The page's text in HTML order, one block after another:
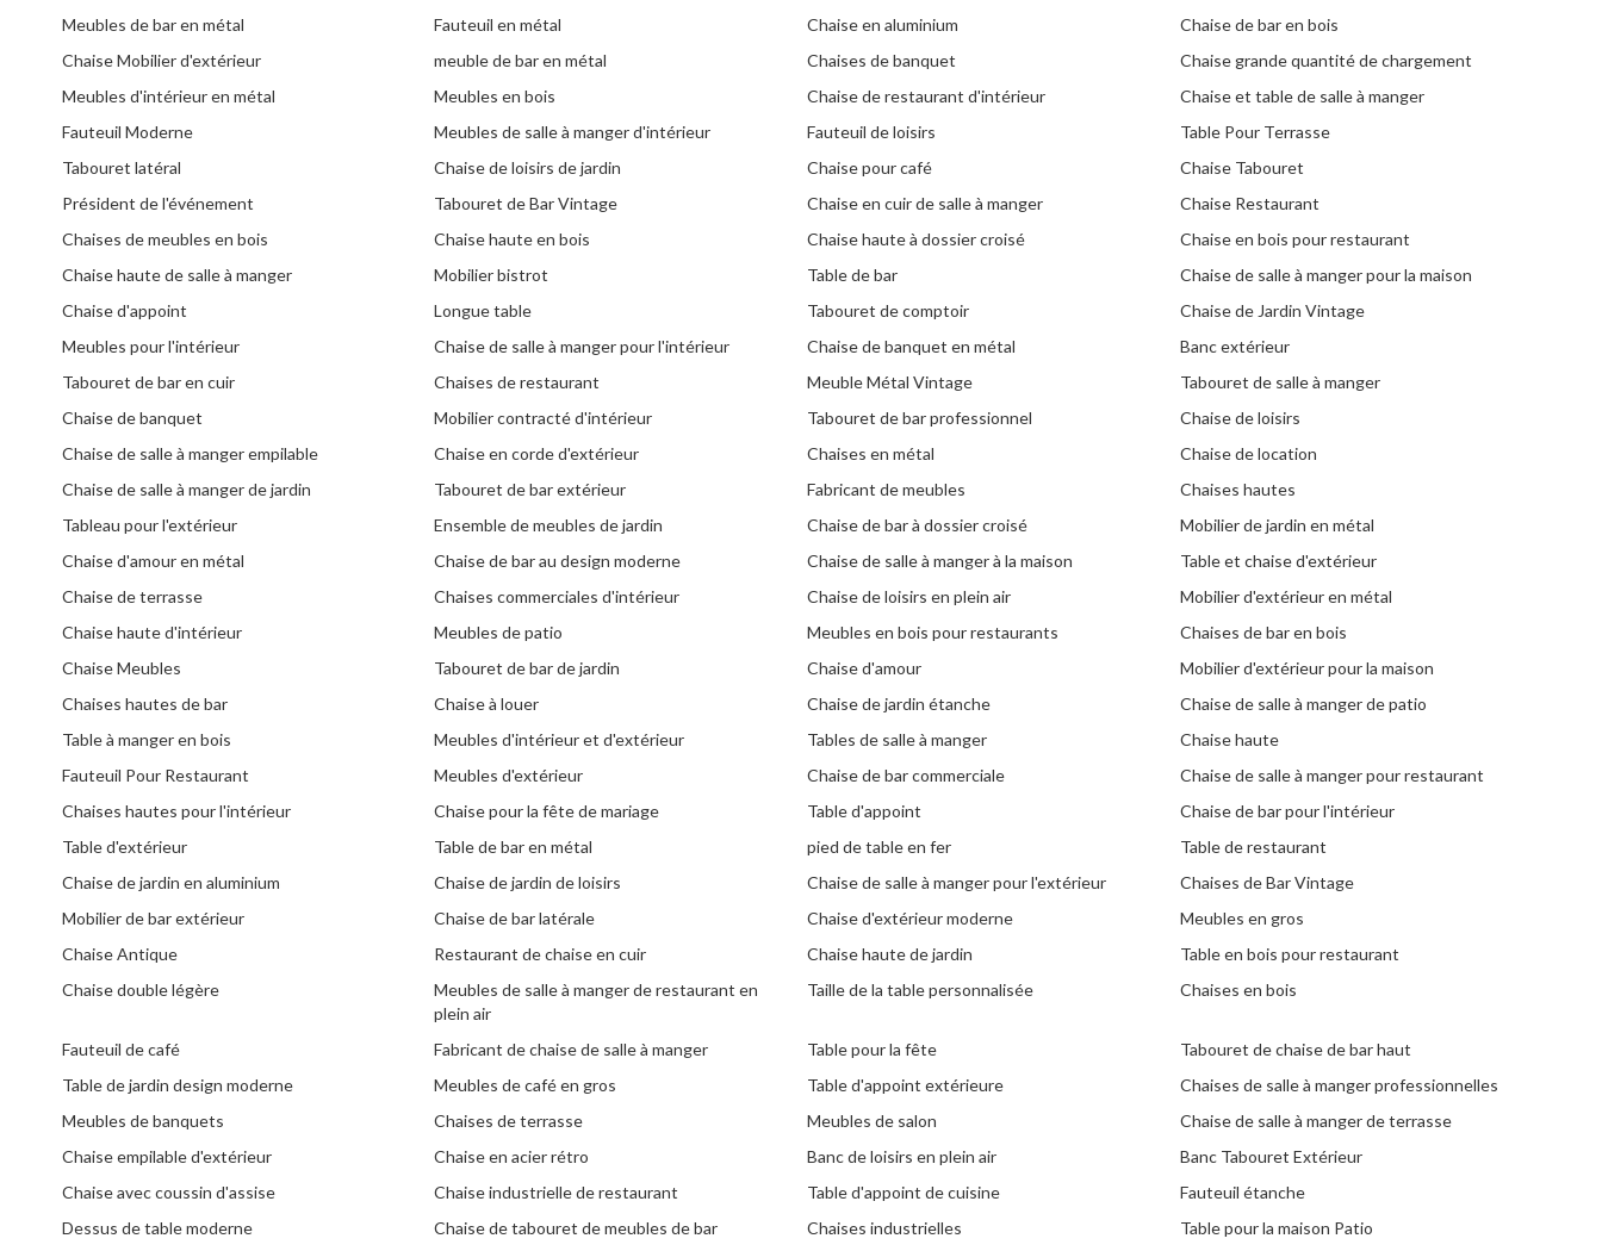
Meubles de bar en métal
Fauteuil en métal Chaise en aluminium
Chaise de bar en bois
Chaise Mobilier d'extérieur
meuble de bar en métal Chaises de banquet
Chaise grande quantité de chargement
Meubles d'intérieur en métal
Meubles en bois Chaise de restaurant d'intérieur
Chaise et table de salle à manger
Fauteuil Moderne
Meubles de salle à manger d'intérieur Fauteuil de loisirs
Table Pour Terrasse
Tabouret latéral
Chaise de loisirs de jardin Chaise pour café
Chaise Tabouret
Président de l'événement
Tabouret de Bar Vintage Chaise en cuir de salle à manger
Chaise Restaurant
Chaises de meubles en bois
Chaise haute en bois Chaise haute à dossier croisé
Chaise en bois pour restaurant
Chaise haute de salle à manger
Mobilier bistrot Table de bar
Chaise de salle à manger pour la maison
Chaise d'appoint
Longue table Tabouret de comptoir
Chaise de Jardin Vintage
Meubles pour l'intérieur
Chaise de salle à manger pour l'intérieur Chaise de banquet en métal
Banc extérieur
Tabouret de bar en cuir
Chaises de restaurant Meuble Métal Vintage
Tabouret de salle à manger
Chaise de banquet
Mobilier contracté d'intérieur Tabouret de bar professionnel
Chaise de loisirs
Chaise de salle à manger empilable
Chaise en corde d'extérieur Chaises en métal
Chaise de location
Chaise de salle à manger de jardin
Tabouret de bar extérieur Fabricant de meubles
Chaises hautes
Tableau pour l'extérieur
Ensemble de meubles de jardin Chaise de bar à dossier croisé
Mobilier de jardin en métal
Chaise d'amour en métal
Chaise de bar au design moderne Chaise de salle à manger à la maison
Table et chaise d'extérieur
Chaise de terrasse
Chaises commerciales d'intérieur Chaise de loisirs en plein air
Mobilier d'extérieur en métal
Chaise haute d'intérieur
Meubles de patio Meubles en bois pour restaurants
Chaises de bar en bois
Chaise Meubles
Tabouret de bar de jardin Chaise d'amour
Mobilier d'extérieur pour la maison
Chaises hautes de bar
Chaise à louer Chaise de jardin étanche
Chaise de salle à manger de patio
Table à manger en bois
Meubles d'intérieur et d'extérieur Tables de salle à manger
Chaise haute
Fauteuil Pour Restaurant
Meubles d'extérieur Chaise de bar commerciale
Chaise de salle à manger pour restaurant
Chaises hautes pour l'intérieur
Chaise pour la fête de mariage Table d'appoint
Chaise de bar pour l'intérieur
Table d'extérieur
Table de bar en métal pied de table en fer
Table de restaurant
Chaise de jardin en aluminium
Chaise de jardin de loisirs Chaise de salle à manger pour l'extérieur
Chaises de Bar Vintage
Mobilier de bar extérieur
Chaise de bar latérale Chaise d'extérieur moderne
Meubles en gros
Chaise Antique
Restaurant de chaise en cuir Chaise haute de jardin
Table en bois pour restaurant
Chaise double légère
Meubles de salle à manger de restaurant en
plein air
Taille de la table personnalisée Chaises en bois
Fauteuil de café Fabricant de chaise de salle à manger Table pour la fête
Tabouret de chaise de bar haut
Table de jardin design moderne
Meubles de café en gros Table d'appoint extérieure
Chaises de salle à manger professionnelles
Meubles de banquets
Chaises de terrasse Meubles de salon
Chaise de salle à manger de terrasse
Chaise empilable d'extérieur
Chaise en acier rétro Banc de loisirs en plein air
Banc Tabouret Extérieur
Chaise avec coussin d'assise
Chaise industrielle de restaurant Table d'appoint de cuisine
Fauteuil étanche
Dessus de table moderne
Chaise de tabouret de meubles de bar Chaises industrielles
Table pour la maison Patio